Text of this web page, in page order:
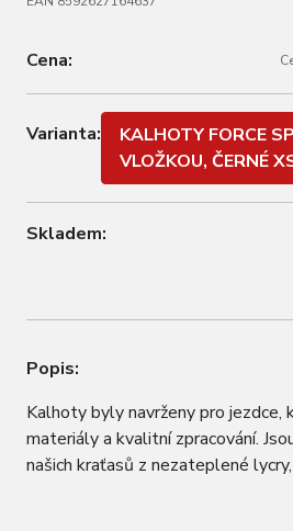
Cena:
Varianta:
KALHOTY FORCE
VLOŽKOU, ČERNÉ
Skladem:
Popis:
Kalhoty byly navrženy pro jezdce,
materiály a kvalitní zpracování.
našich kraťasů z nezateplené
Podpatěnka bude držet kalhoty